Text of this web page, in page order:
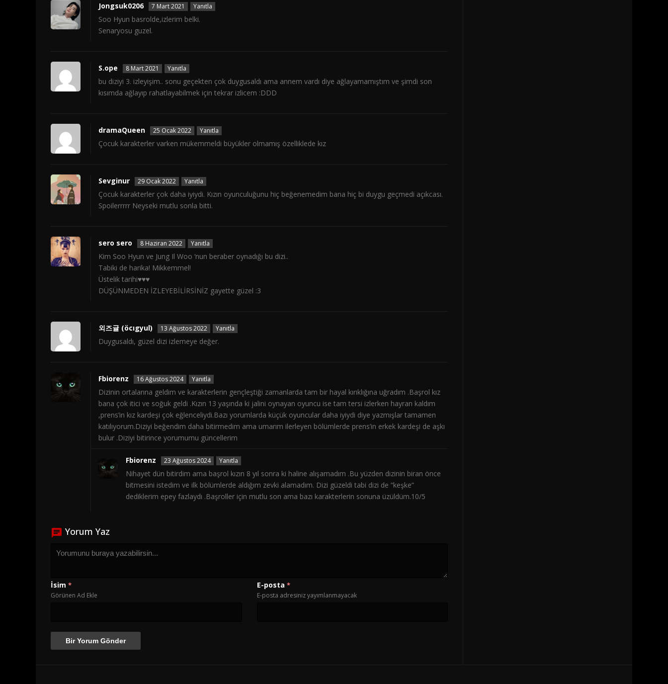
Jongsuk0206 7 Mart 2021 Yanıtla
Soo Hyun basrolde,izlerim belki.
Senaryosu guzel.
S.ope 8 Mart 2021 Yanıtla
bu diziyi 3. izleyişim.. sonu geçekten çok duygusaldı ama annem vardı diye ağlayamamıştım ve şimdi son
kısımda ağlayıp rahatlayabilmek için tekrar izlicem :DDD
dramaQueen 25 Ocak 2022 Yanıtla
Çocuk karakterler varken mükemmeldi büyükler olmamış özelliklede kız
Sevginur 29 Ocak 2022 Yanıtla
Çocuk karakterler çok daha iyiydi. Kızın oyunculuğunu hiç beğenemedim bana hiç bi duygu geçmedi açıkcası.
Spoilerrrrr Neyseki mutlu sonla bitti.
sero sero 8 Haziran 2022 Yanıtla
Kim Soo Hyun ve Jung Il Woo ‘nun beraber oynadığı bu dizi..
Tabiki de harika! Mikkemmel!
Üstelik tarihi♥♥♥
DÜŞÜNMEDEN İZLEYEBİLİRSİNİZ gayette güzel :3
외즈귤 (öcıgyul) 13 Ağustos 2022 Yanıtla
Duygusaldı, güzel dizi izlemeye değer.
Fbiorenz 16 Ağustos 2024 Yanıtla
Dizinin ortalarına geldim ve karakterlerin gençleştiği zamanlarda tam bir hayal kırıklığına uğradım .Başrol kız
bana çok itici ve soğuk geldi .Kızın 13 yaşında ki jalini oynayan oyuncu ise tam tersi izlerken hayran kaldım
,prens’in kız kardeşi çok eğlenceliydi.Bazı yorumlarda küçük oyuncular daha iyiydi diye yazmışlar tamamen
katılıyorum.Diziyi beğendim daha bitirmedim ama umarım ilerleyen bölümlerde prens’in erkek kardeşi de aşkı
bulur .Diziyi bitirince yorumumu güncellerim
Fbiorenz 23 Ağustos 2024 Yanıtla
Nihayet dün bitirdim ama başrol kızın 8 yıl sonra ki haline alışamadım .Bu yüzden dizinin biran önce
bitmesini istedim ve ilk bölümlerde aldığım zevki alamadım. Dizi güzeldi tabi dizi de “keşke”
dediklerim epey fazlaydı .Başroller için mutlu son ama bazı karakterlerin sonuna üzüldüm.10/5
Yorum Yaz
İsim *
Görünen Ad Ekle
E-posta *
E-posta adresiniz yayımlanmayacak